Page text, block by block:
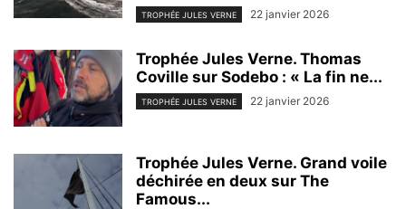
TROPHÉE JULES VERNE 22 janvier 2026
Trophée Jules Verne. Thomas
Coville sur Sodebo : « La fin ne...
TROPHÉE JULES VERNE 22 janvier 2026
Trophée Jules Verne. Grand voile
déchirée en deux sur The
Famous...